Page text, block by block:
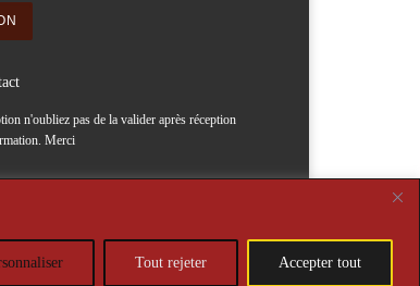
Tout rejeter Accepter tout
n'oubliez pas de la valider après réception
Merci